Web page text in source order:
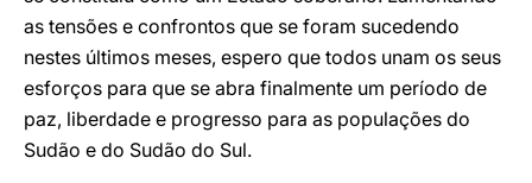
as tensões e confrontos que se foram sucedendo
nestes últimos meses, espero que todos unam os seus
esforços para que se abra finalmente um período de
paz, liberdade e progresso para as populações do
Sudão e do Sudão do Sul.